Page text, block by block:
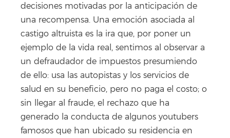
decisiones motivadas por la anticipación de
una recompensa. Una emoción asociada al
castigo altruista es la ira que, por poner un
ejemplo de la vida real, sentimos al observar a
un defraudador de impuestos presumiendo
de ello: usa las autopistas y los servicios de
salud en su beneficio, pero no paga el costo; o
sin llegar al fraude, el rechazo que ha
generado la conducta de algunos youtubers
famosos que han ubicado su residencia en